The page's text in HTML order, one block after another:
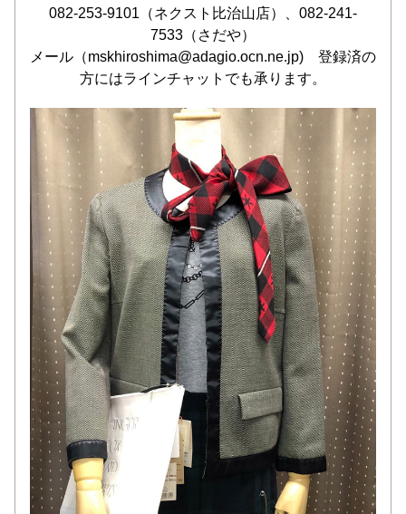
082-253-9101（ネクスト比治山店）、082-241-
7533（さだや）
メール（mskhiroshima@adagio.ocn.ne.jp)　登録済の
方にはラインチャットでも承ります。